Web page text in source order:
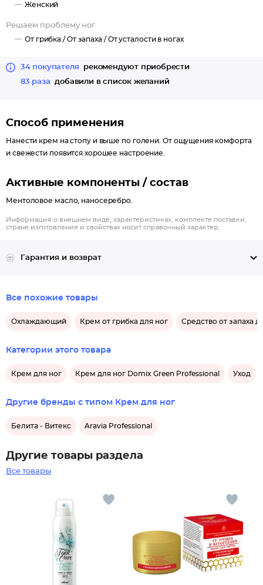
Женский
Решаем проблему ног
От грибка /От запаха /От усталости в ногах
34 покупателя
рекомендуют приобрести
83 раза
добавили в список желаний
Способ применения
Нанести крем на стопу и выше по голени. От ощущения комфорта
и свежести появится хорошее настроение.
Активные компоненты / состав
Ментоловое масло, наносеребро.
Информация о внешнем виде, характеристиках, комплекте поставки,
стране изготовления и свойствах носит справочный характер.
Гарантия и возврат
Все похожие товары
Охлаждающий Крем от грибка для ног Средство от запаха
Категории этого товара
Крем для ног Крем для ног Domix Green Professional Уход
Другие бренды с типом Крем для ног
Белита - Витекс Aravia Professional
Другие товары раздела
Все товары